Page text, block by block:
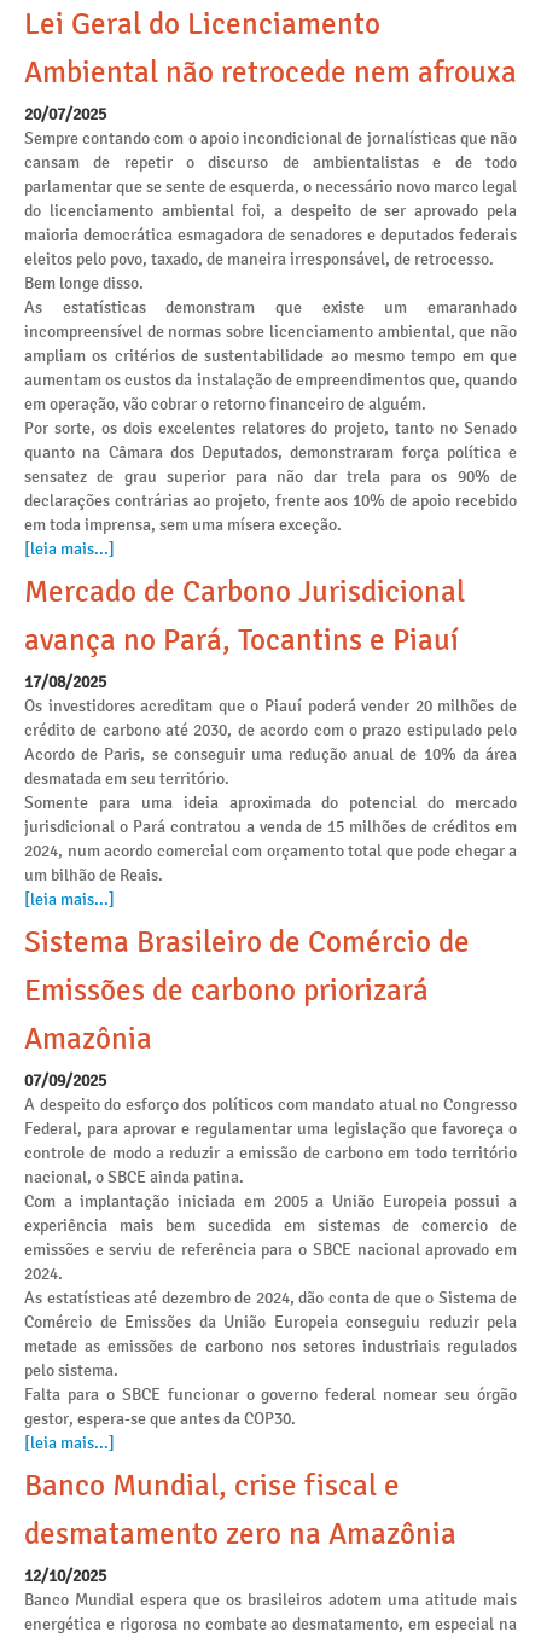
Lei Geral do Licenciamento
Ambiental não retrocede nem afrouxa
20/07/2025
Sempre contando com o apoio incondicional de jornalísticas que não
cansam de repetir o discurso de ambientalistas e de todo
parlamentar que se sente de esquerda, o necessário novo marco legal
do licenciamento ambiental foi, a despeito de ser aprovado pela
maioria democrática esmagadora de senadores e deputados federais
eleitos pelo povo, taxado, de maneira irresponsável, de retrocesso.
Bem longe disso.
As estatísticas demonstram que existe um emaranhado
incompreensível de normas sobre licenciamento ambiental, que não
ampliam os critérios de sustentabilidade ao mesmo tempo em que
aumentam os custos da instalação de empreendimentos que, quando
em operação, vão cobrar o retorno financeiro de alguém.
Por sorte, os dois excelentes relatores do projeto, tanto no Senado
quanto na Câmara dos Deputados, demonstraram força política e
sensatez de grau superior para não dar trela para os 90% de
declarações contrárias ao projeto, frente aos 10% de apoio recebido
em toda imprensa, sem uma mísera exceção.
[leia mais...]
Mercado de Carbono Jurisdicional
avança no Pará, Tocantins e Piauí
17/08/2025
Os investidores acreditam que o Piauí poderá vender 20 milhões de
crédito de carbono até 2030, de acordo com o prazo estipulado pelo
Acordo de Paris, se conseguir uma redução anual de 10% da área
desmatada em seu território.
Somente para uma ideia aproximada do potencial do mercado
jurisdicional o Pará contratou a venda de 15 milhões de créditos em
2024, num acordo comercial com orçamento total que pode chegar a
um bilhão de Reais.
[leia mais...]
Sistema Brasileiro de Comércio de
Emissões de carbono priorizará
Amazônia
07/09/2025
A despeito do esforço dos políticos com mandato atual no Congresso
Federal, para aprovar e regulamentar uma legislação que favoreça o
controle de modo a reduzir a emissão de carbono em todo território
nacional, o SBCE ainda patina.
Com a implantação iniciada em 2005 a União Europeia possui a
experiência mais bem sucedida em sistemas de comercio de
emissões e serviu de referência para o SBCE nacional aprovado em
2024.
As estatísticas até dezembro de 2024, dão conta de que o Sistema de
Comércio de Emissões da União Europeia conseguiu reduzir pela
metade as emissões de carbono nos setores industriais regulados
pelo sistema.
Falta para o SBCE funcionar o governo federal nomear seu órgão
gestor, espera-se que antes da COP30.
[leia mais...]
Banco Mundial, crise fiscal e
desmatamento zero na Amazônia
12/10/2025
Banco Mundial espera que os brasileiros adotem uma atitude mais
energética e rigorosa no combate ao desmatamento, em especial na